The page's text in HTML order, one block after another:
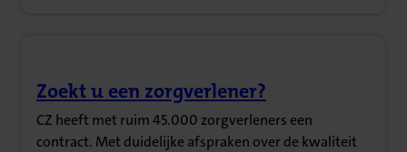
Zoekt u een zorgverlener?
(Opent in nieuw tabblad)
CZ heeft met ruim 45.000 zorgverleners een
contract. Met duidelijke afspraken over de kwaliteit